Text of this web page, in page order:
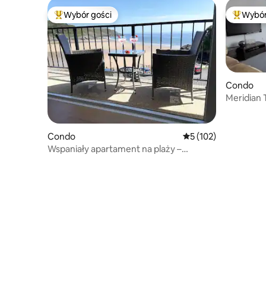
Najpopularniejsze z kategorii Wybór gości
Wybór gości
Condo Średnia ocena: 5 na
5 (102)
Wspaniały apartament na plaży –
Condo
Meridian